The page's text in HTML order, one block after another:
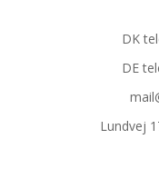
DK
DE
Lundvej